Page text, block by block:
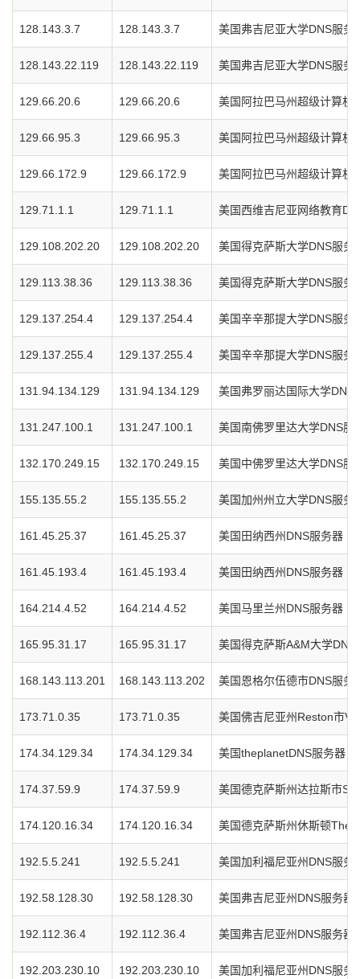
128.143.3.7 128.143.3.7 美国弗吉尼亚大学DNS服务
128.143.22.119 128.143.22.119 美国弗吉尼亚大学DNS服务
129.66.20.6 129.66.20.6 美国阿拉巴马州超级计算机
129.66.95.3 129.66.95.3 美国阿拉巴马州超级计算机
129.66.172.9 129.66.172.9 美国阿拉巴马州超级计算机
129.71.1.1 129.71.1.1 美国西维吉尼亚网络教育
129.108.202.20 129.108.202.20 美国得克萨斯大学DNS服务
129.113.38.36 129.113.38.36 美国得克萨斯大学DNS服务
129.137.254.4 129.137.254.4 美国辛辛那提大学DNS服务
129.137.255.4 129.137.255.4 美国辛辛那提大学DNS服务
131.94.134.129 131.94.134.129 美国弗罗丽达国际大学DNS
131.247.100.1 131.247.100.1 美国南佛罗里达大学DNS服
132.170.249.15 132.170.249.15 美国中佛罗里达大学DNS服
155.135.55.2 155.135.55.2 美国加州州立大学DNS服务
161.45.25.37 161.45.25.37 美国田纳西州DNS服务器
161.45.193.4 161.45.193.4 美国田纳西州DNS服务器
164.214.4.52 164.214.4.52 美国马里兰州DNS服务器
165.95.31.17 165.95.31.17 美国得克萨斯A&M大学DNS
168.143.113.201 168.143.113.202 美国恩格尔伍德市DNS服务
173.71.0.35 173.71.0.35 美国佛吉尼亚州Reston市
174.34.129.34 174.34.129.34 美国theplanetDNS服务器
174.37.59.9 174.37.59.9 美国德克萨斯州达拉斯市
174.120.16.34 174.120.16.34 美国德克萨斯州休斯顿
192.5.5.241 192.5.5.241 美国加利福尼亚州DNS服务
192.58.128.30 192.58.128.30 美国弗吉尼亚州DNS服务器
192.112.36.4 192.112.36.4 美国弗吉尼亚州DNS服务器
192.203.230.10 192.203.230.10 美国加利福尼亚州DNS服务